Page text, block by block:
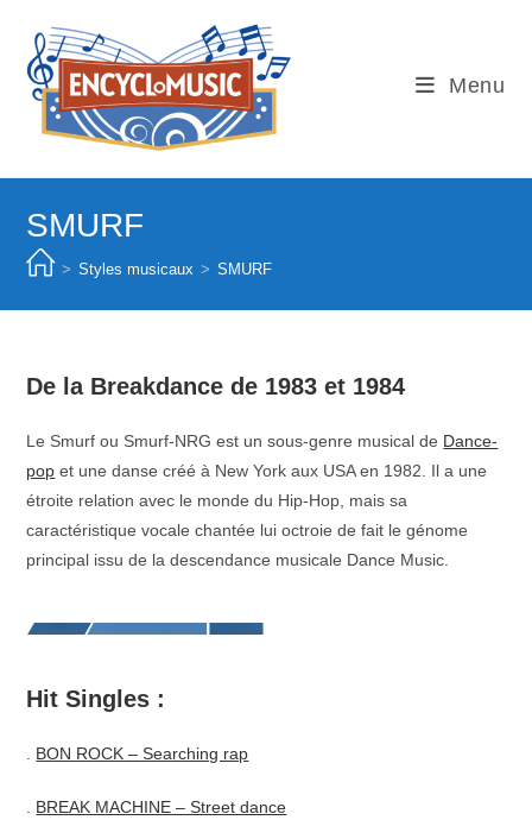
content
Menu
SMURF
> Styles musicaux > SMURF
De la Breakdance de 1983 et 1984
Le Smurf ou Smurf-NRG est un sous-genre musical de Dance-
pop et une danse créé à New York aux USA en 1982. Il a une
étroite relation avec le monde du Hip-Hop, mais sa
caractéristique vocale chantée lui octroie de fait le génome
principal issu de la descendance musicale Dance Music.
Hit Singles :
BON ROCK – Searching rap
BREAK MACHINE – Street dance